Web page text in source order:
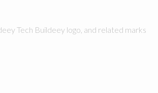
Tech Buildeey logo, and related marks